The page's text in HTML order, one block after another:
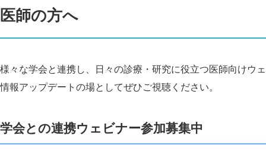
医師の方へ
様々な学会と連携し、日々の診療・研究に役立つ医師向けウ
情報アップデートの場としてぜひご視聴ください。
学会との連携ウェビナー参加募集中